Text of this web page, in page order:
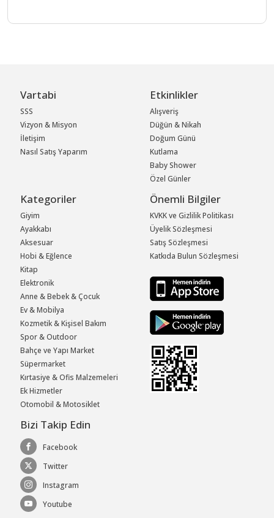
Vartabi
SSS
Vizyon & Misyon
İletişim
Nasıl Satış Yaparım
Etkinlikler
Alışveriş
Düğün & Nikah
Doğum Günü
Kutlama
Baby Shower
Özel Günler
Kategoriler
Giyim
Ayakkabı
Aksesuar
Hobi & Eğlence
Kitap
Elektronik
Anne & Bebek & Çocuk
Ev & Mobilya
Kozmetik & Kişisel Bakım
Spor & Outdoor
Bahçe ve Yapı Market
Süpermarket
Kırtasiye & Ofis Malzemeleri
Ek Hizmetler
Otomobil & Motosiklet
Önemli Bilgiler
KVKK ve Gizlilik Politikası
Üyelik Sözleşmesi
Satış Sözleşmesi
Katkıda Bulun Sözleşmesi
Bizi Takip Edin
Facebook
Twitter
Instagram
Youtube